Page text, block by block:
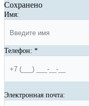
Сохранено
Имя:
Телефон: *
Электронная почта: